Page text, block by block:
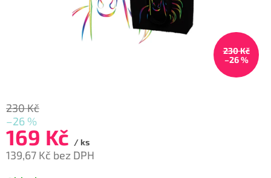
230 Kč
–26 %
230 Kč
–26 %
169 Kč / ks
139,67 Kč bez DPH